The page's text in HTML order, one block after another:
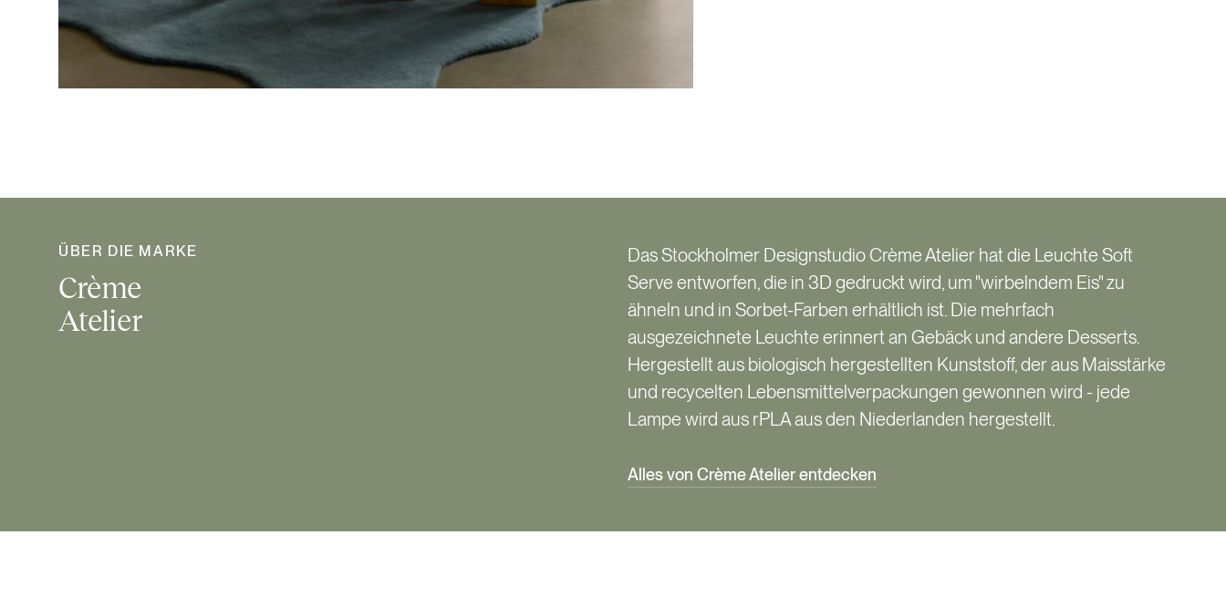
ÜBER DIE MARKE
Crème
Atelier
Das Stockholmer Designstudio Crème Atelier hat die Leuchte Soft
Serve entworfen, die in 3D gedruckt wird, um "wirbelndem Eis" zu
ähneln und in Sorbet-Farben erhältlich ist. Die mehrfach
ausgezeichnete Leuchte erinnert an Gebäck und andere Desserts.
Hergestellt aus biologisch hergestellten Kunststoff, der aus Maisstärke
und recycelten Lebensmittelverpackungen gewonnen wird - jede
Lampe wird aus rPLA aus den Niederlanden hergestellt.
Alles von Crème Atelier entdecken